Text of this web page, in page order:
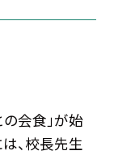
会食」が始
、校長先生